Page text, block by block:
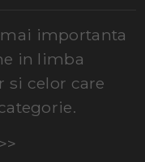
importanta
in limba
si celor care